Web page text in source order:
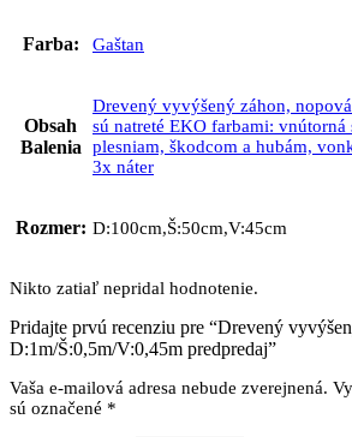
Farba: Gaštan
Obsah
Balenia
Drevený vyvýšený záhon,
sú natreté EKO farbami: vnútorná
plesniam, škodcom a hubám,
3x náter
Rozmer: D:100cm,Š:50cm,V:45cm
Nikto zatiaľ nepridal hodnotenie.
Pridajte prvú recenziu pre “Drevený
D:1m/Š:0,5m/V:0,45m predpredaj”
Vaša e-mailová adresa nebude zverejnená.
sú označené *